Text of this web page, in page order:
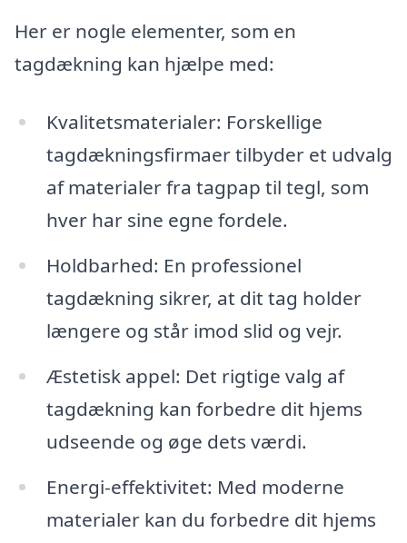
Her er nogle elementer, som en
tagdækning kan hjælpe med:
Kvalitetsmaterialer: Forskellige
tagdækningsfirmaer tilbyder et udvalg
af materialer fra tagpap til tegl, som
hver har sine egne fordele.
Holdbarhed: En professionel
tagdækning sikrer, at dit tag holder
længere og står imod slid og vejr.
Æstetisk appel: Det rigtige valg af
tagdækning kan forbedre dit hjems
udseende og øge dets værdi.
Energi-effektivitet: Med moderne
materialer kan du forbedre dit hjems